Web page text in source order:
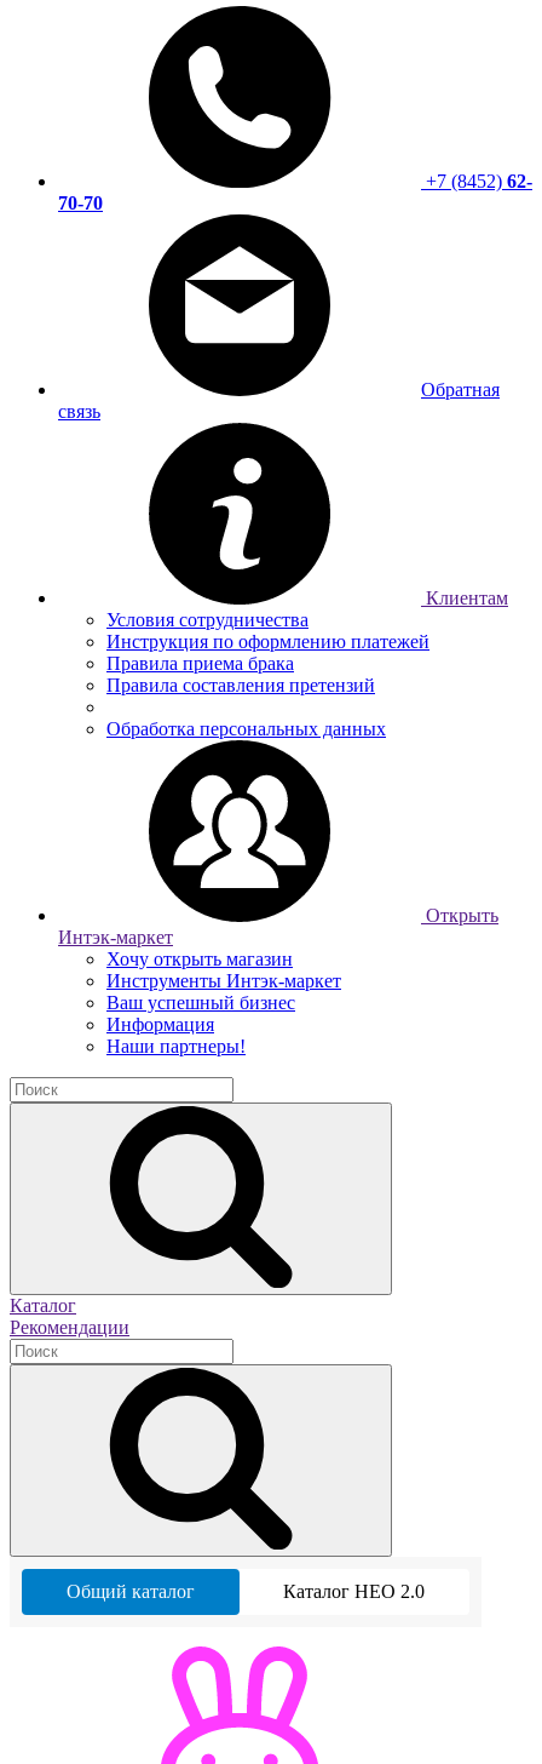
+7 (8452) 62-
70-70
Обратная
связь
Клиентам
Условия сотрудничества
Инструкция по оформлению платежей
Правила приема брака
Правила составления претензий
Обработка персональных данных
Открыть
Интэк-маркет
Хочу открыть магазин
Инструменты Интэк-маркет
Ваш успешный бизнес
Информация
Наши партнеры!
Каталог
Рекомендации
Общий каталог Каталог НЕО 2.0